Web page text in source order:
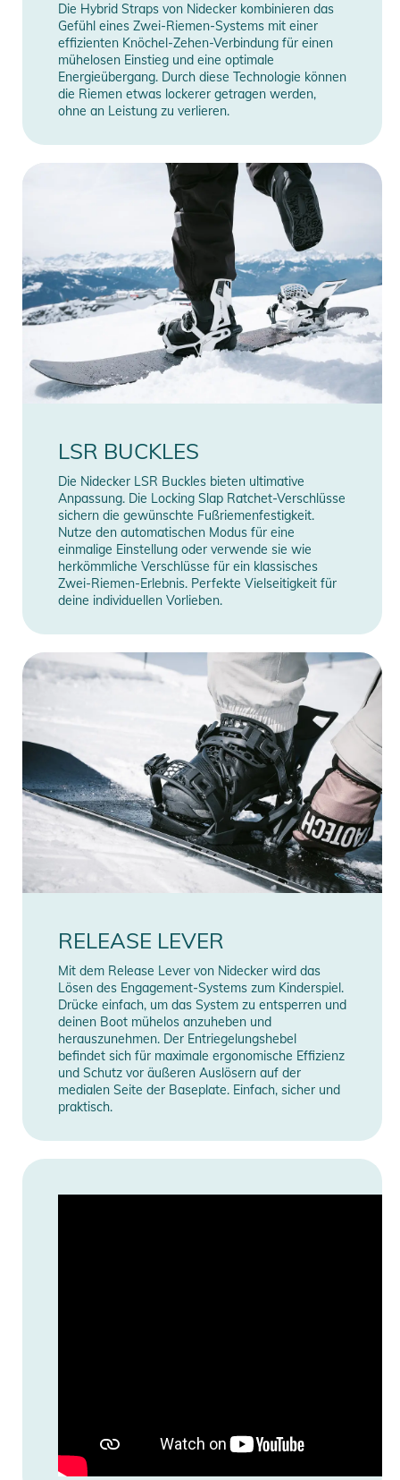
Die Hybrid Straps von Nidecker kombinieren das
Gefühl eines Zwei-Riemen-Systems mit einer
effizienten Knöchel-Zehen-Verbindung für einen
mühelosen Einstieg und eine optimale
Energieübergang. Durch diese Technologie können
die Riemen etwas lockerer getragen werden,
ohne an Leistung zu verlieren.
LSR BUCKLES
Die Nidecker LSR Buckles bieten ultimative
Anpassung. Die Locking Slap Ratchet-Verschlüsse
sichern die gewünschte Fußriemenfestigkeit.
Nutze den automatischen Modus für eine
einmalige Einstellung oder verwende sie wie
herkömmliche Verschlüsse für ein klassisches
Zwei-Riemen-Erlebnis. Perfekte Vielseitigkeit für
deine individuellen Vorlieben.
RELEASE LEVER
Mit dem Release Lever von Nidecker wird das
Lösen des Engagement-Systems zum Kinderspiel.
Drücke einfach, um das System zu entsperren und
deinen Boot mühelos anzuheben und
herauszunehmen. Der Entriegelungshebel
befindet sich für maximale ergonomische Effizienz
und Schutz vor äußeren Auslösern auf der
medialen Seite der Baseplate. Einfach, sicher und
praktisch.